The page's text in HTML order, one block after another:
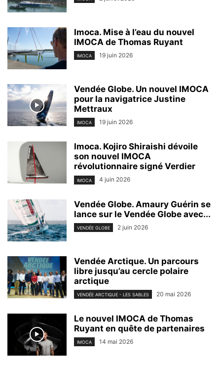
Imoca. Mise à l’eau du nouvel
IMOCA de Thomas Ruyant
IMOCA 19 juin 2026
Vendée Globe. Un nouvel IMOCA
pour la navigatrice Justine
Mettraux
IMOCA 19 juin 2026
Imoca. Kojiro Shiraishi dévoile
son nouvel IMOCA
révolutionnaire signé Verdier
IMOCA 4 juin 2026
Vendée Globe. Amaury Guérin se
lance sur le Vendée Globe avec...
VENDÉE GLOBE 2 juin 2026
Vendée Arctique. Un parcours
libre jusqu’au cercle polaire
arctique
VENDÉE ARCTIQUE - LES SABLES 20 mai 2026
Le nouvel IMOCA de Thomas
Ruyant en quête de partenaires
IMOCA 14 mai 2026